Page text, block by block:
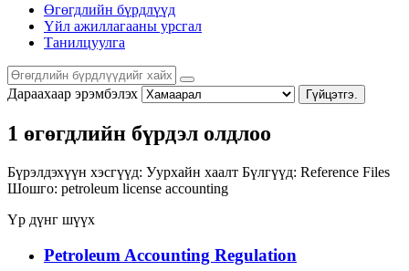
Өгөгдлийн бүрдлүүд
Үйл ажиллагааны урсгал
Танилцуулга
Дараахаар эрэмбэлэх Гүйцэтгэ.
1 өгөгдлийн бүрдэл олдлоо
Бүрэлдэхүүн хэсгүүд: Уурхайн хаалт Бүлгүүд: Reference Files
Шошго: petroleum license accounting
Үр дүнг шүүх
Petroleum Accounting Regulation